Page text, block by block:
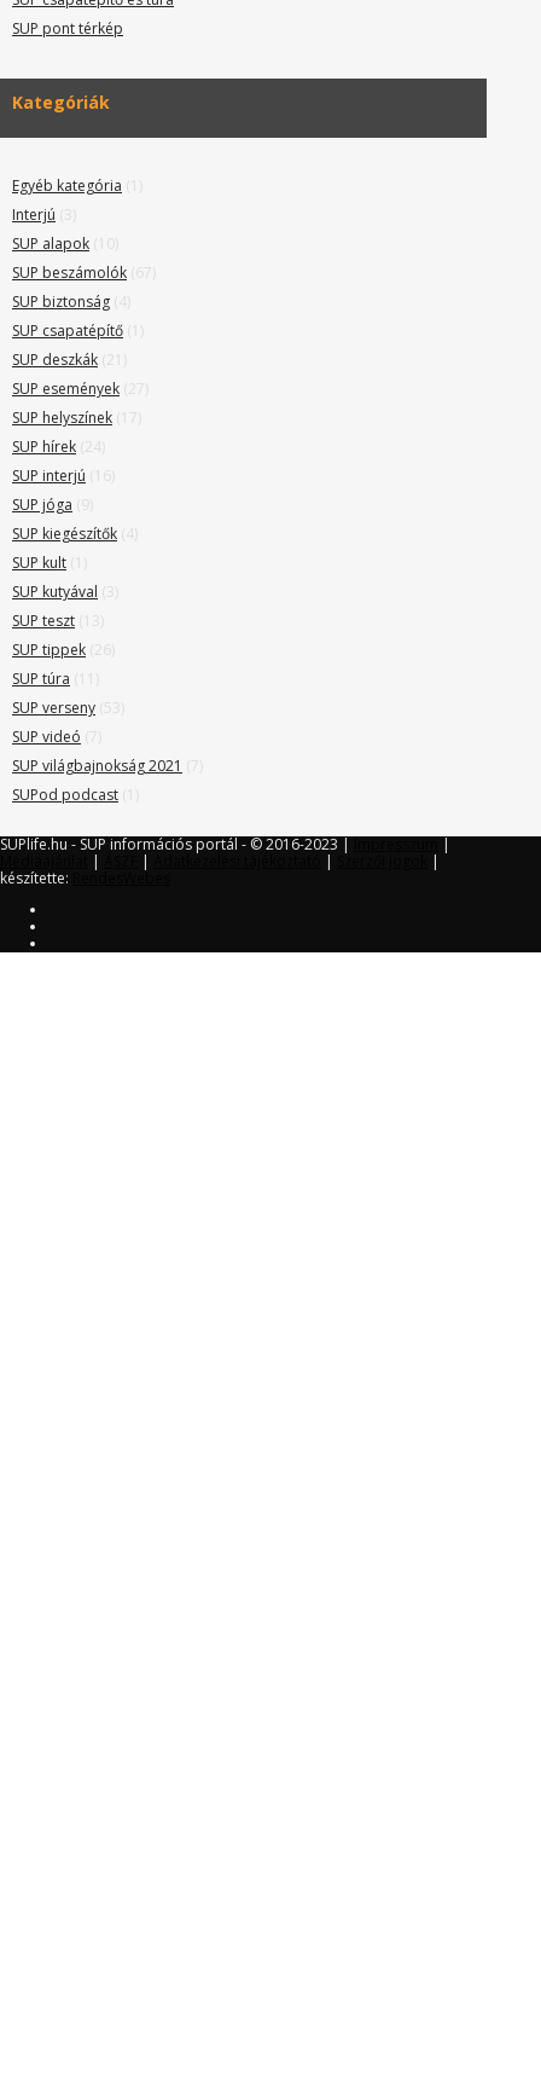
SUP pont térkép
Kategóriák
Egyéb kategória (1)
Interjú (3)
SUP alapok (10)
SUP beszámolók (67)
SUP biztonság (4)
SUP csapatépítő (1)
SUP deszkák (21)
SUP események (27)
SUP helyszínek (17)
SUP hírek (24)
SUP interjú (16)
SUP jóga (9)
SUP kiegészítők (4)
SUP kult (1)
SUP kutyával (3)
SUP teszt (13)
SUP tippek (26)
SUP túra (11)
SUP verseny (53)
SUP videó (7)
SUP világbajnokság 2021 (7)
SUPod podcast (1)
SUPlife.hu - SUP információs portál - © 2016-2023 |
|
| | |
|
készítette: